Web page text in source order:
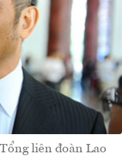
liên đoàn Lao